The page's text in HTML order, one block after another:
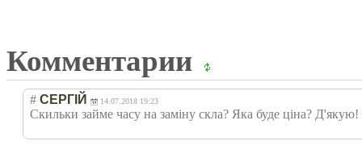
Комментарии
# СЕРГІЙ 14.07.2018 19:23
Скильки займе часу на заміну скла? Яка буде ціна? Д'якую!